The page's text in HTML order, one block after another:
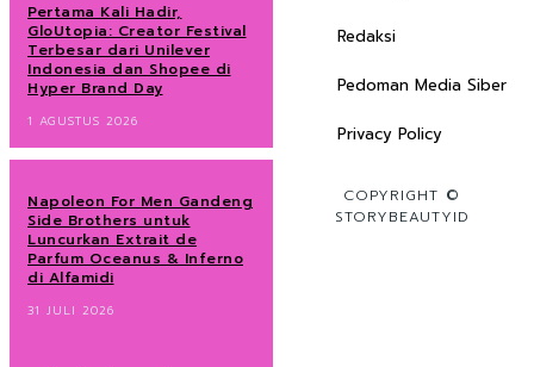
Pertama Kali Hadir,
GloUtopia: Creator Festival
Terbesar dari Unilever
Indonesia dan Shopee di
Hyper Brand Day
1 AGUSTUS 2026
Napoleon For Men Gandeng
Side Brothers untuk
Luncurkan Extrait de
Parfum Oceanus & Inferno
di Alfamidi
31 JULI 2026
Redaksi
Pedoman Media Siber
Privacy Policy
COPYRIGHT ©
STORYBEAUTYID